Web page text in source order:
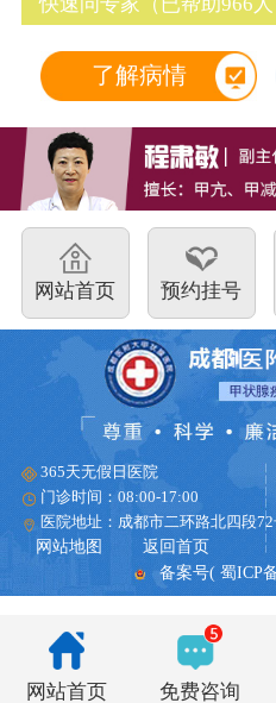
四川能看甲亢病的医院
个医院看甲亢专业？成都
患者更好的解决甲状腺疾
上精益求精，引进专业诊
理仪器治疗进行有效结合
微创消融疗法与PRP免疫
疗上的弊端，让患者远离
物残留对内脏的损伤。
成都西部甲状腺医院成
约、提前挂号、免排队”等
帮助广大患者快速便捷就
西部甲状腺医院是集诊疗
体的现代化专科医院和甲
了解病情
网站首页 预约挂号
365天无假日医院
门诊时间：08:00-17:00
医院地址：成都市二环路北四段72
网站地图 返回首页
备案号( 蜀ICP
网站首页 免费咨询